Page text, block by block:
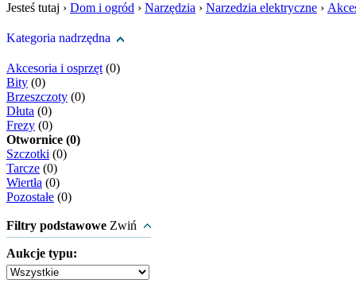
Jesteś tutaj › Dom i ogród › Narzędzia › Narzedzia elektryczne ›
Kategoria nadrzędna
Akcesoria i osprzęt (0)
Bity (0)
Brzeszczoty (0)
Dłuta (0)
Frezy (0)
Otwornice (0)
Szczotki (0)
Tarcze (0)
Wiertła (0)
Pozostałe (0)
Filtry podstawowe Zwiń
Aukcje typu: